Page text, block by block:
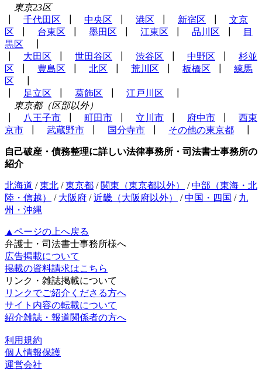
東京23区
千代田区 中央区 港区 新宿区
文京
区
台東区 墨田区 江東区 品川区
目
黒区
大田区 世田谷区 渋谷区 中野区
杉並
区
豊島区 北区 荒川区 板橋区
練馬
区
足立区 葛飾区 江戸川区
東京都（区部以外）
八王子市 町田市 立川市 府中市
西東
京市
武蔵野市 国分寺市 その他の東京都
自己破産・債務整理に詳しい法律事務所・司法書士事務所の
紹介
北海道 /東北 /東京都 / 関東（東京都以外） /中部（東海・北
陸・信越）
/ 大阪府 /近畿（大阪府以外） /中国・四国 / 九
州・沖縄
▲ページの上へ戻る
弁護士・司法書士事務所様へ
広告掲載について
掲載の資料請求はこちら
リンク・雑誌掲載について
リンクでご紹介くださる方へ
サイト内容の転載について
紹介雑誌・報道関係者の方へ
利用規約
個人情報保護
運営会社